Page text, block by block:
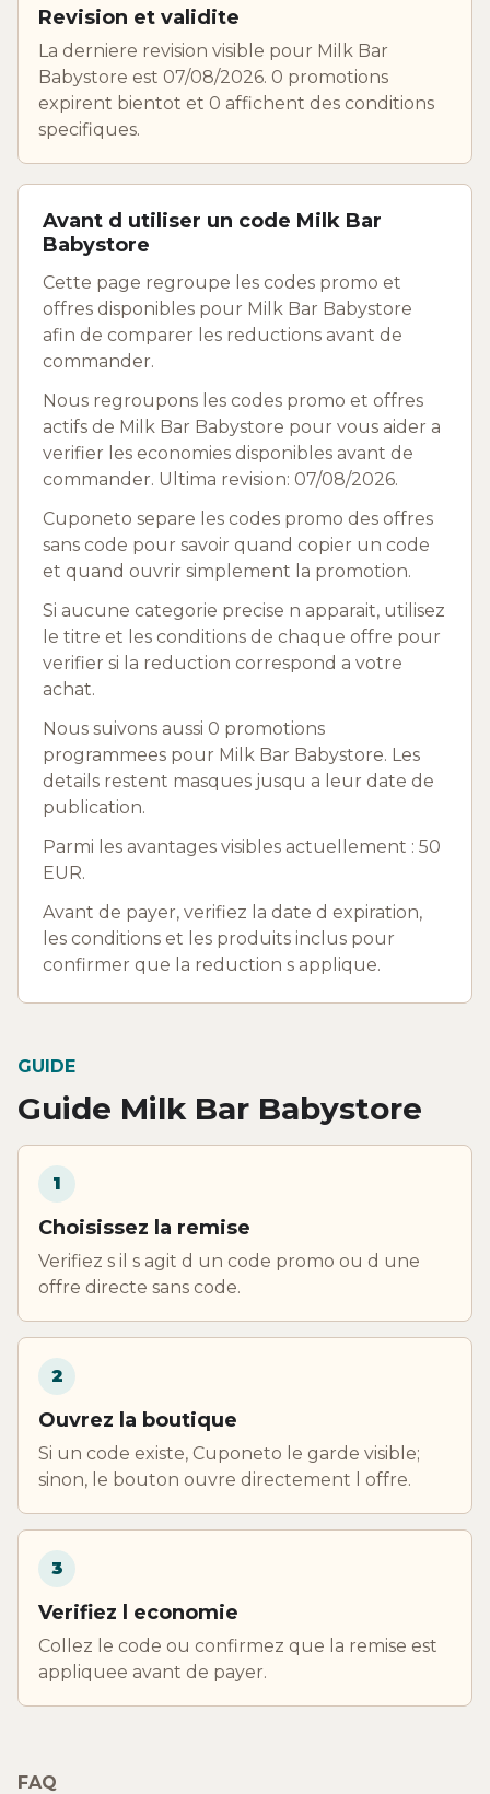
Revision et validite
La derniere revision visible pour Milk Bar
Babystore est 07/08/2026. 0 promotions
expirent bientot et 0 affichent des conditions
specifiques.
Avant d utiliser un code Milk Bar
Babystore
Cette page regroupe les codes promo et
offres disponibles pour Milk Bar Babystore
afin de comparer les reductions avant de
commander.
Nous regroupons les codes promo et offres
actifs de Milk Bar Babystore pour vous aider a
verifier les economies disponibles avant de
commander. Ultima revision: 07/08/2026.
Cuponeto separe les codes promo des offres
sans code pour savoir quand copier un code
et quand ouvrir simplement la promotion.
Si aucune categorie precise n apparait, utilisez
le titre et les conditions de chaque offre pour
verifier si la reduction correspond a votre
achat.
Nous suivons aussi 0 promotions
programmees pour Milk Bar Babystore. Les
details restent masques jusqu a leur date de
publication.
Parmi les avantages visibles actuellement : 50
EUR.
Avant de payer, verifiez la date d expiration,
les conditions et les produits inclus pour
confirmer que la reduction s applique.
GUIDE
Guide Milk Bar Babystore
1
Choisissez la remise
Verifiez s il s agit d un code promo ou d une
offre directe sans code.
2
Ouvrez la boutique
Si un code existe, Cuponeto le garde visible;
sinon, le bouton ouvre directement l offre.
3
Verifiez l economie
Collez le code ou confirmez que la remise est
appliquee avant de payer.
FAQ